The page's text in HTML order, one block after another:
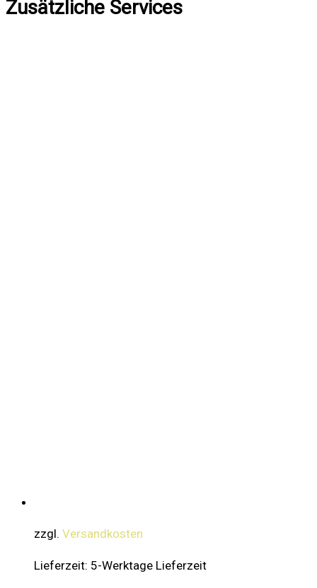
Zusätzliche Services
zzgl. Versandkosten
Lieferzeit: 5-Werktage Lieferzeit